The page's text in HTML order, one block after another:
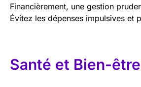
Financièrement, une gestion
Évitez les dépenses impulsives et
Santé et Bien-être